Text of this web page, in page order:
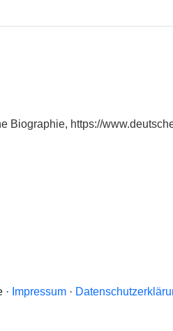
Biographie, https://
· Impressum ·